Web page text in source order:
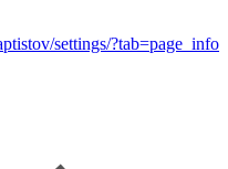
settings/?tab=page_info